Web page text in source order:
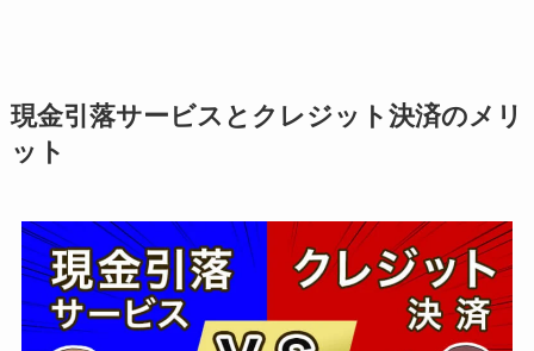
現金引落サービスとクレジット決済のメリ
ット